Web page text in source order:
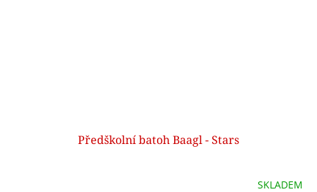
Předškolní batoh Baagl - Stars
SKLADEM